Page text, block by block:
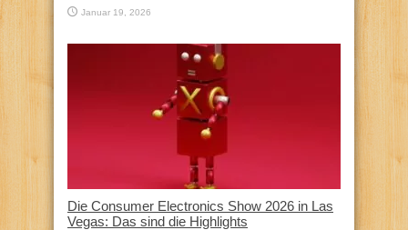
Januar 19, 2026
Die Consumer Electronics Show 2026 in Las
Vegas: Das sind die Highlights